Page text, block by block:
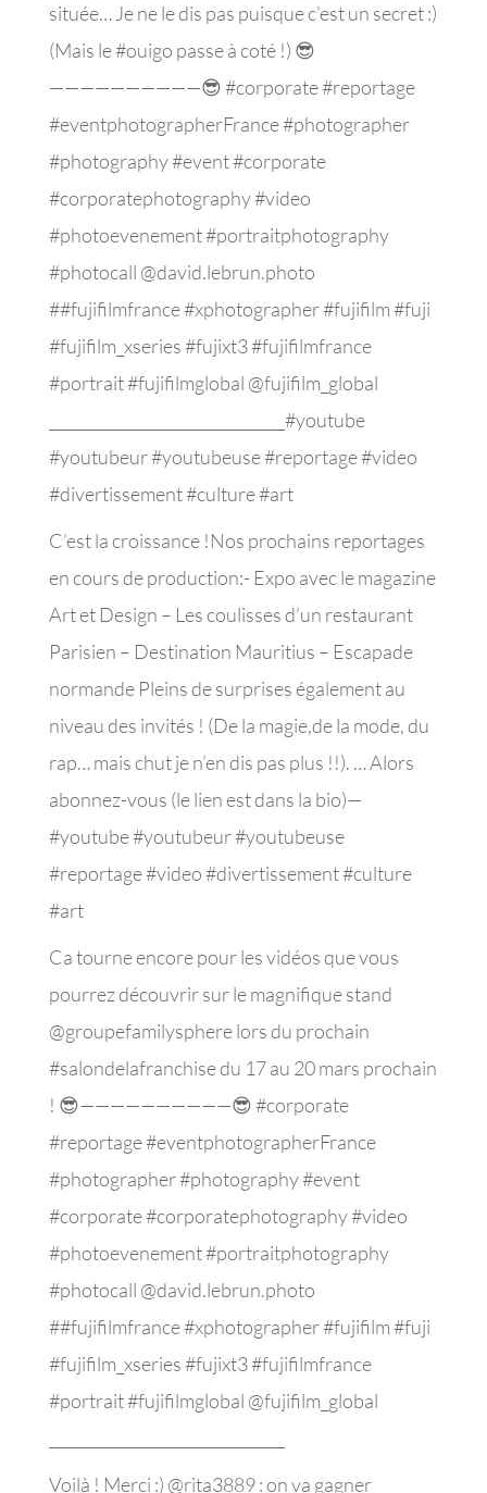
située… Je ne le dis pas puisque c’est un secret :)
(Mais le #ouigo passe à coté !) 😎
——————————😎 #corporate #reportage
#eventphotographerFrance #photographer
#photography #event #corporate
#corporatephotography #video
#photoevenement #portraitphotography
#photocall @david.lebrun.photo
##fujifilmfrance #xphotographer #fujifilm #fuji
#fujifilm_xseries #fujixt3 #fujifilmfrance
#portrait #fujifilmglobal @fujifilm_global
_______________________________#youtube
#youtubeur #youtubeuse #reportage #video
#divertissement #culture #art
C’est la croissance !Nos prochains reportages
en cours de production:- Expo avec le magazine
Art et Design – Les coulisses d’un restaurant
Parisien – Destination Mauritius – Escapade
normande Pleins de surprises également au
niveau des invités ! (De la magie,de la mode, du
rap… mais chut je n’en dis pas plus !!). … Alors
abonnez-vous (le lien est dans la bio)—
#youtube #youtubeur #youtubeuse
#reportage #video #divertissement #culture
#art
Ca tourne encore pour les vidéos que vous
pourrez découvrir sur le magnifique stand
@groupefamilysphere lors du prochain
#salondelafranchise du 17 au 20 mars prochain
! 😎——————————😎 #corporate
#reportage #eventphotographerFrance
#photographer #photography #event
#corporate #corporatephotography #video
#photoevenement #portraitphotography
#photocall @david.lebrun.photo
##fujifilmfrance #xphotographer #fujifilm #fuji
#fujifilm_xseries #fujixt3 #fujifilmfrance
#portrait #fujifilmglobal @fujifilm_global
Voilà ! Merci :) @rita3889 : on va gagner